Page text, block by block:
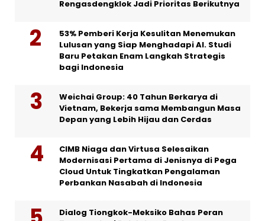
Rengasdengklok Jadi Prioritas Berikutnya
53% Pemberi Kerja Kesulitan Menemukan
Lulusan yang Siap Menghadapi AI. Studi
Baru Petakan Enam Langkah Strategis
bagi Indonesia
Weichai Group: 40 Tahun Berkarya di
Vietnam, Bekerja sama Membangun Masa
Depan yang Lebih Hijau dan Cerdas
CIMB Niaga dan Virtusa Selesaikan
Modernisasi Pertama di Jenisnya di Pega
Cloud Untuk Tingkatkan Pengalaman
Perbankan Nasabah di Indonesia
Dialog Tiongkok-Meksiko Bahas Peran